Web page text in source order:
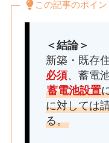
この記事のポイン
＜結論＞
新築・既存
必須、蓄電
蓄電池設置
に対しては
る。